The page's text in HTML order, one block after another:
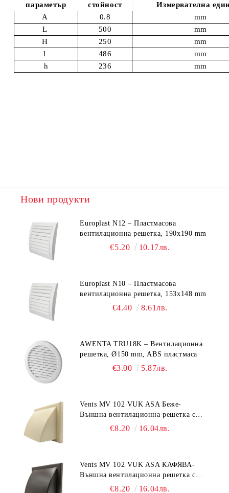
параметър стойност
Измервателна
А
0.8
mm
L
500
mm
Н
250
mm
l
486
mm
h
236 mm
Нови продукти
Europlast N12 – Пластмасова
вентилационна решетка, 190x190 mm
€5.20 10.17лв.
Europlast N10 – Пластмасова
вентилационна решетка, 153x148 mm
€4.40 8.61лв.
AWENTA TRU18K – Вентилационна
решетка, Ø150 mm, ABS пластмаса
€3.00 5.87лв.
Vents MV 102 VUK ASA Беже-
Външна вентилационна решетка с
гравитачна клапа Ø 100, Ø 125,
€8.20 16.04лв.
Vents MV 102 VUK ASA КАФЯВА-
Външна вентилационна решетка с
гравитачна клапа Ø 100, Ø 125,
€8.20 16.04лв.